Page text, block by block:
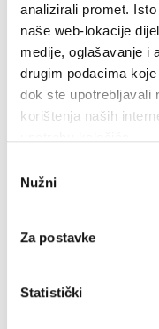
analizirali promet.
naše web-lokacije
medije, oglašavanje i
drugim podacima
dok ste upotrebljavali
korištenja naših
pristanka
Nužni
Za postavke
Statistički